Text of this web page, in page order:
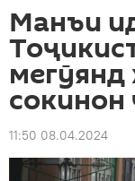
Манъи
мегӯянд
сокинон
11:50 08.04.2024